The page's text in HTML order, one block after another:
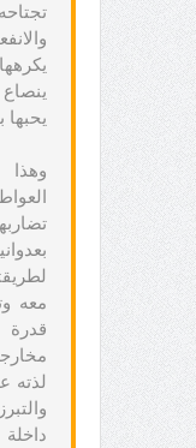
ينصاع
معه
لذته
والتبرز